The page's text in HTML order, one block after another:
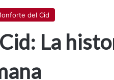
del Cid
La